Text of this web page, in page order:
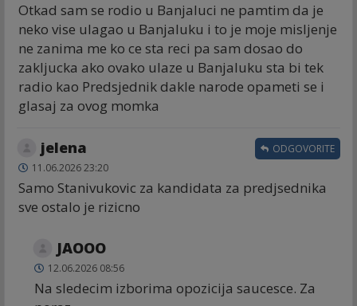
Otkad sam se rodio u Banjaluci ne pamtim da je
neko vise ulagao u Banjaluku i to je moje misljenje
ne zanima me ko ce sta reci pa sam dosao do
zakljucka ako ovako ulaze u Banjaluku sta bi tek
radio kao Predsjednik dakle narode opameti se i
glasaj za ovog momka
jelena
11.06.2026 23:20
Samo Stanivukovic za kandidata za predjsednika
sve ostalo je rizicno
ODGOVORITE
JAOOO
12.06.2026 08:56
Na sledecim izborima opozicija saucesce. Za